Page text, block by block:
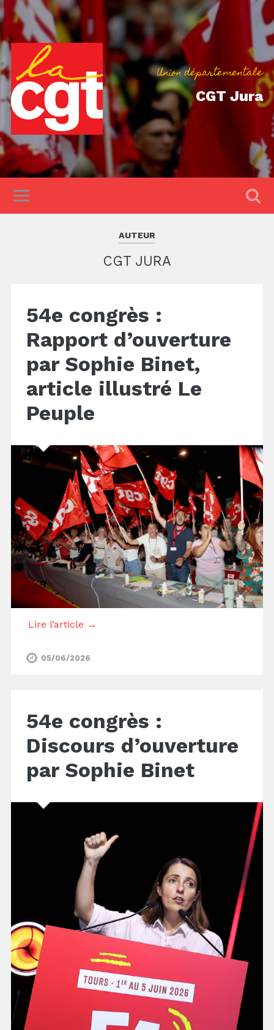
Union départementale
CGT Jura
AUTEUR
CGT JURA
54e congrès :
Rapport d’ouverture
par Sophie Binet,
article illustré Le
Peuple
Lire l’article →
05/06/2026
54e congrès :
Discours d’ouverture
par Sophie Binet